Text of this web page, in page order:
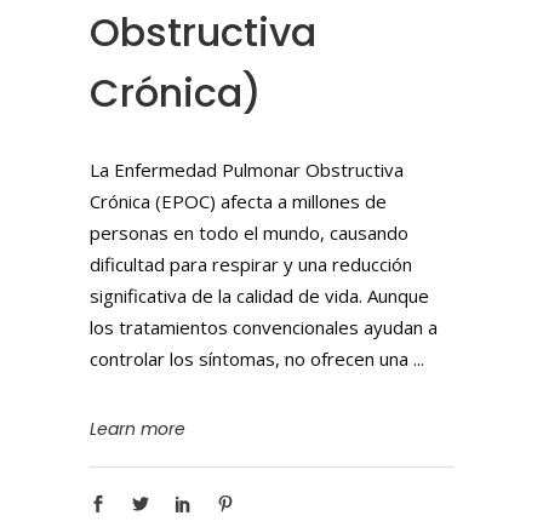
Obstructiva
Crónica)
La Enfermedad Pulmonar Obstructiva
Crónica (EPOC) afecta a millones de
personas en todo el mundo, causando
dificultad para respirar y una reducción
significativa de la calidad de vida. Aunque
los tratamientos convencionales ayudan a
controlar los síntomas, no ofrecen una
Learn more